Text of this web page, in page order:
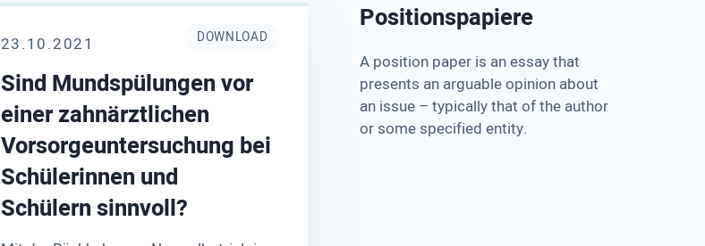
DOWNLOAD
23.10.2021
Sind Mundspülungen vor
einer zahnärztlichen
Vorsorgeuntersuchung bei
Schülerinnen und
Schülern sinnvoll?
Positionspapiere
A position paper is an essay that
presents an arguable opinion about
an issue – typically that of the author
or some specified entity.